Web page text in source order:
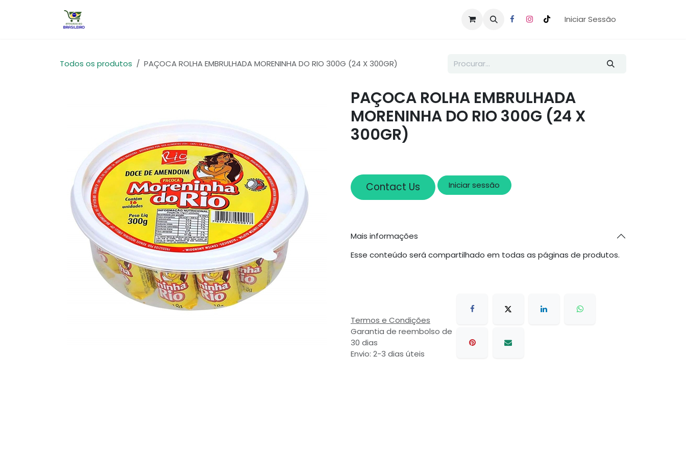
Iniciar Sessão
Todos os produtos PAÇOCA ROLHA EMBRULHADA MORENINHA DO RIO 300G (24 X 300GR)
PAÇOCA ROLHA EMBRULHADA
MORENINHA DO RIO 300G (24 X
300GR)
Contact Us Iniciar sessão
Mais informações
Esse conteúdo será compartilhado em todas as páginas de produtos.
Termos e Condições
Garantia de reembolso de
30 dias
Envio: 2-3 dias úteis